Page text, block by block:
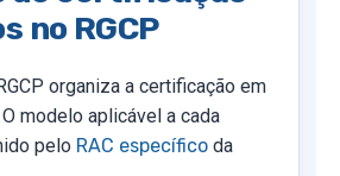
no RGCP
organiza a certificação em
modelo aplicável a cada
pelo RAC específico da